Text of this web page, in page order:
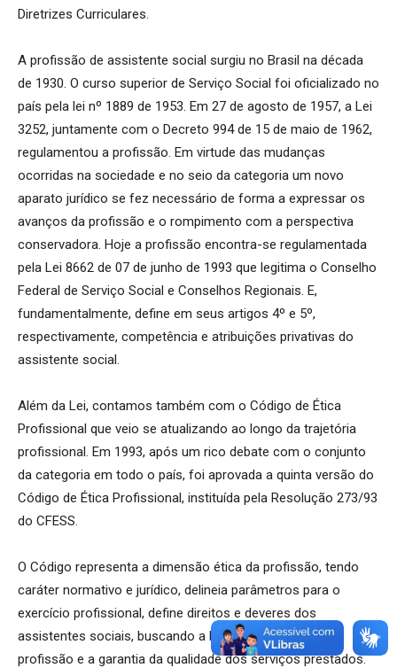
Diretrizes Curriculares.
A profissão de assistente social surgiu no Brasil na década
de 1930. O curso superior de Serviço Social foi oficializado no
país pela lei nº 1889 de 1953. Em 27 de agosto de 1957, a Lei
3252, juntamente com o Decreto 994 de 15 de maio de 1962,
regulamentou a profissão. Em virtude das mudanças
ocorridas na sociedade e no seio da categoria um novo
aparato jurídico se fez necessário de forma a expressar os
avanços da profissão e o rompimento com a perspectiva
conservadora. Hoje a profissão encontra-se regulamentada
pela Lei 8662 de 07 de junho de 1993 que legitima o Conselho
Federal de Serviço Social e Conselhos Regionais. E,
fundamentalmente, define em seus artigos 4º e 5º,
respectivamente, competência e atribuições privativas do
assistente social.
Além da Lei, contamos também com o Código de Ética
Profissional que veio se atualizando ao longo da trajetória
profissional. Em 1993, após um rico debate com o conjunto
da categoria em todo o país, foi aprovada a quinta versão do
Código de Ética Profissional, instituída pela Resolução 273/93
do CFESS.
O Código representa a dimensão ética da profissão, tendo
caráter normativo e jurídico, delineia parâmetros para o
exercício profissional, define direitos e deveres dos
assistentes sociais, buscando a legitimação social da
profissão e a garantia da qualidade dos serviços prestados.